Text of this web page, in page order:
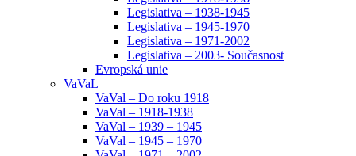
Legislativa – 1938-1945
Legislativa – 1945-1970
Legislativa – 1971-2002
Legislativa – 2003- Současnost
Evropská unie
VaVaL
VaVal – Do roku 1918
VaVal – 1918-1938
VaVal – 1939 – 1945
VaVal – 1945 – 1970